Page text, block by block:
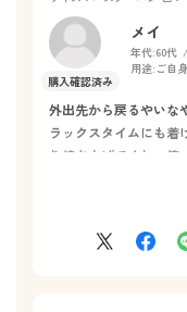
メイ
年代:60代
用途: ご自
外出先から戻るやいな
ラックスタイムにも着
り持ち上げてくれ、使
爽やかなイエローグ